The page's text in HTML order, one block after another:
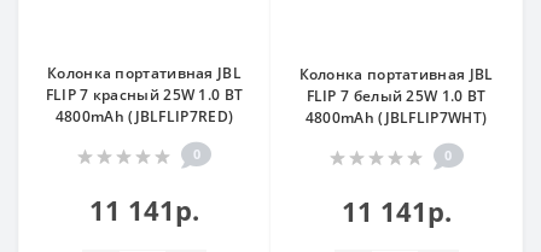
Колонка портативная JBL
FLIP 7 красный 25W 1.0 BT
4800mAh (JBLFLIP7RED)
0
11 141р.
Колонка портативная JBL
FLIP 7 белый 25W 1.0 BT
4800mAh (JBLFLIP7WHT)
0
11 141р.